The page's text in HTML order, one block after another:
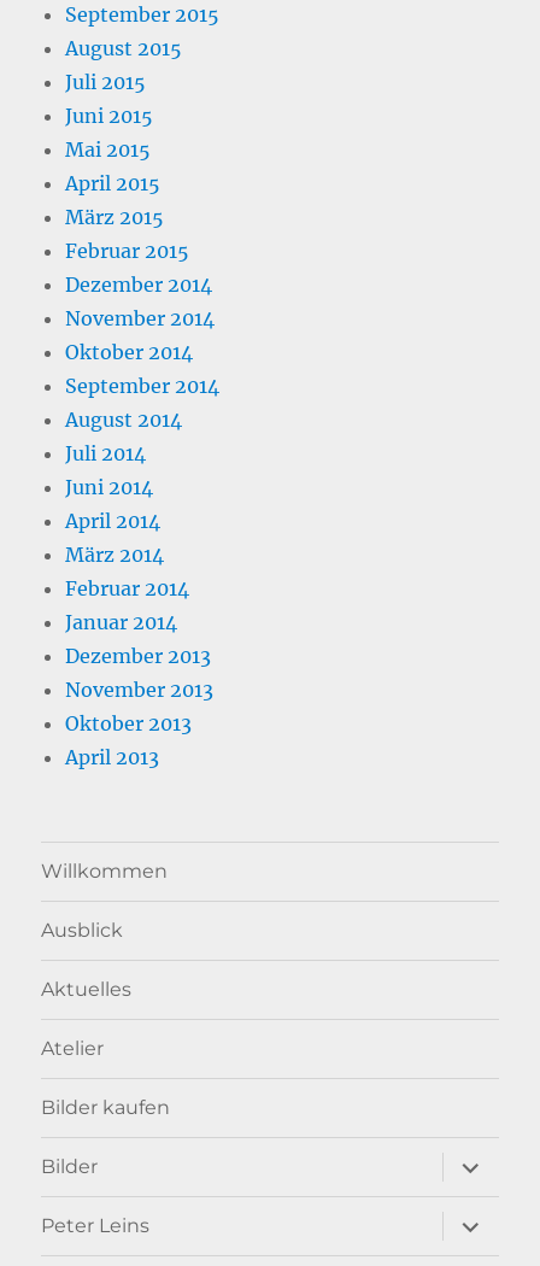
September 2015
August 2015
Juli 2015
Juni 2015
Mai 2015
April 2015
März 2015
Februar 2015
Dezember 2014
November 2014
Oktober 2014
September 2014
August 2014
Juli 2014
Juni 2014
April 2014
März 2014
Februar 2014
Januar 2014
Dezember 2013
November 2013
Oktober 2013
April 2013
Willkommen
Ausblick
Aktuelles
Atelier
Bilder kaufen
Bilder
anzeigen
Peter Leins
anzeigen